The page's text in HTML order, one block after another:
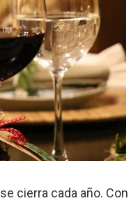
cierra cada año.